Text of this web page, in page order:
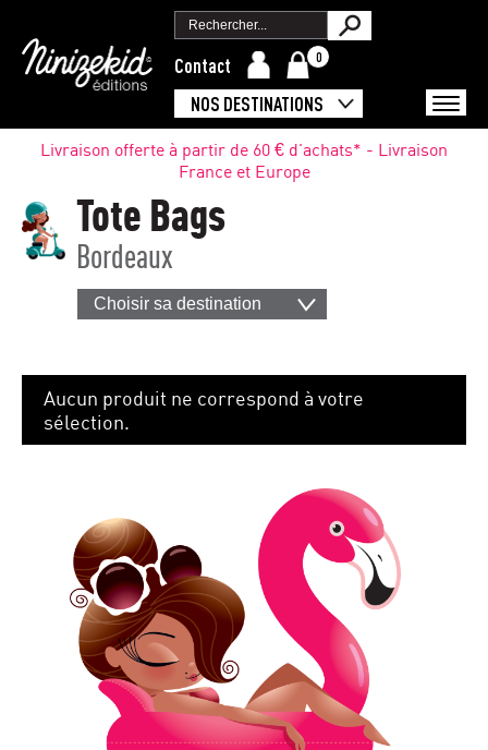
Contact 0
NOS DESTINATIONS
Livraison offerte à partir de 60 € d'achats* - Livraison
France et Europe
Tote Bags
Bordeaux
Choisir sa destination
Aucun produit ne correspond à votre
sélection.